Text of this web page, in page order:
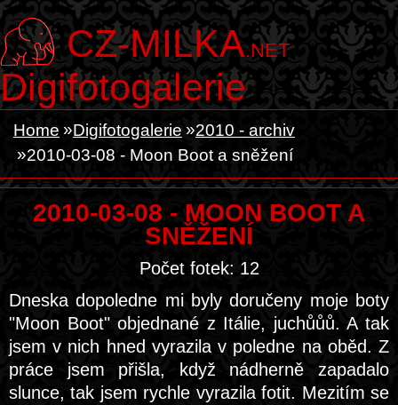
CZ-MILKA.NET
Digifotogalerie
Home Digifotogalerie
2010 - archiv
2010-03-08 - Moon Boot a sněžení
2010-03-08 - MOON BOOT A
SNĚŽENÍ
Počet fotek: 12
Dneska dopoledne mi byly doručeny moje boty
"Moon Boot" objednané z Itálie, juchůůů. A tak
jsem v nich hned vyrazila v poledne na oběd. Z
práce jsem přišla, když nádherně zapadalo
slunce, tak jsem rychle vyrazila fotit. Mezitím se